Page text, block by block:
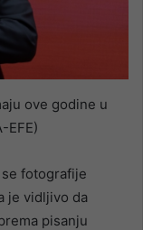
ove godine u
EFE)
fotografije
je vidljivo da
pisanju